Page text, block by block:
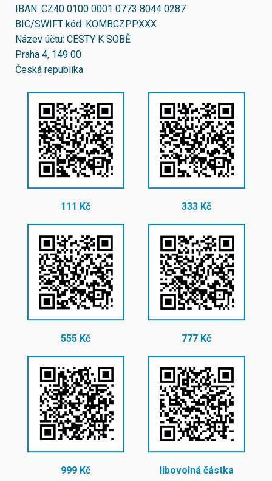
IBAN: CZ40 0100 0001 0773 8044 0287
BIC/SWIFT kód: KOMBCZPPXXX
Název účtu: CESTY K SOBĚ
Praha 4, 149 00
Česká republika
111 Kč 333 Kč
555 Kč 777 Kč
999 Kč libovolná částka